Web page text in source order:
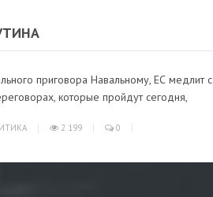
приговора Навальному, ЕС медлит с
которые пройдут сегодня,
2 199 0